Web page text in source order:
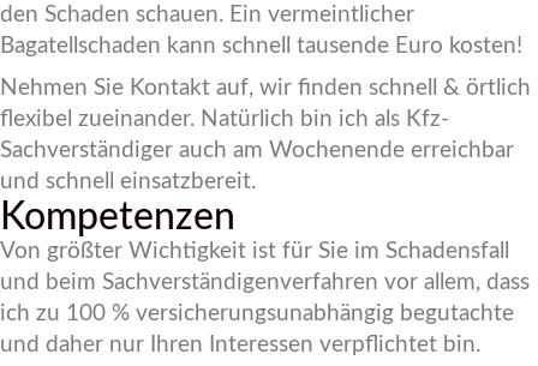
den Schaden schauen. Ein vermeintlicher
Bagatellschaden kann schnell tausende Euro kosten!
Nehmen Sie Kontakt auf, wir finden schnell & örtlich
flexibel zueinander. Natürlich bin ich als Kfz-
Sachverständiger auch am Wochenende erreichbar
und schnell einsatzbereit.
Kompetenzen
Von größter Wichtigkeit ist für Sie im Schadensfall
und beim Sachverständigenverfahren vor allem, dass
ich zu 100 % versicherungsunabhängig begutachte
und daher nur Ihren Interessen verpflichtet bin.